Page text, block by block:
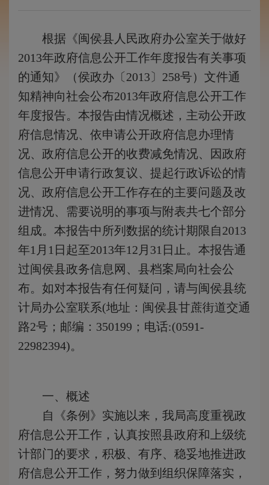
根据《闽侯县人民政府办公室关于做好
2013年政府信息公开工作年度报告有关事项
的通知》（侯政办〔2013〕258号）文件通
知精神向社会公布2013年政府信息公开工作
年度报告。本报告由情况概述，主动公开政
府信息情况、依申请公开政府信息办理情
况、政府信息公开的收费减免情况、因政府
信息公开申请行政复议、提起行政诉讼的情
况、政府信息公开工作存在的主要问题及改
进情况、需要说明的事项与附表共七个部分
组成。本报告中所列数据的统计期限自2013
年1月1日起至2013年12月31日止。本报告通
过闽侯县政务信息网 、县档案局向社会公
布。如对本报告有任何疑问，请与闽侯县统
计局办公室联系(地址：闽侯县甘蔗街道交通
路2号；邮编：350199；电话:(0591-
22982394)。
一、概述
自《条例》实施以来，我局高度重视政
府信息公开工作，认真按照县政府和上级统
计部门的要求，积极、有序、稳妥地推进政
府信息公开工作，努力做到组织保障落实，